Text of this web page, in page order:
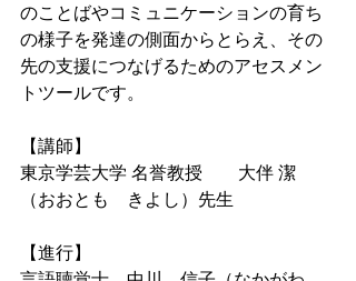
のことばやコミュニケーションの育ち
の様子を発達の側面からとらえ、その
先の支援につなげるためのアセスメン
トツールです。
【講師】
東京学芸大学 名誉教授　　大伴 潔
（おおとも　きよし）先生
【進行】